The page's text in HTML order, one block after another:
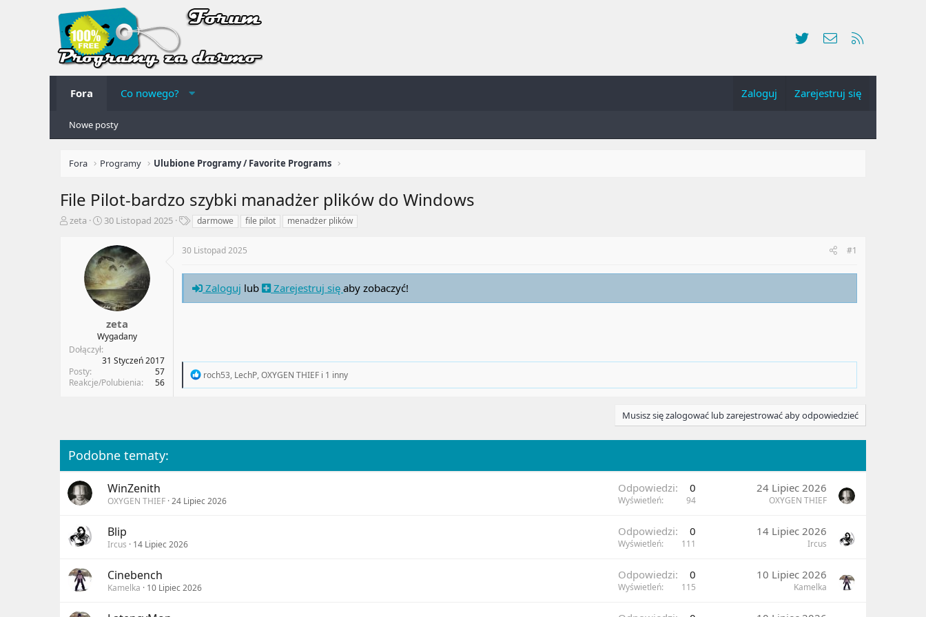
Twitter Kontakt
Fora Co nowego? Zaloguj Zarejestruj się
Nowe posty
Fora Programy Ulubione Programy / Favorite Programs
File Pilot-bardzo szybki manadżer plików do Windows
A
u
zeta
R
z
p
o
c
z
ę
y
30 Listopad 2025
T
g
darmowe file pilot menadżer plików
zeta
Wygadany
Dołączył
31 Styczeń 2017
Posty
57
Reakcje/Polubienia
56
30 Listopad 2025 #1
Zaloguj lub Zarejestruj się aby zobaczyć!
R
o
:
roch53, LechP,OXYGEN THIEF i 1 inny
Musisz się zalogować lub zarejestrować aby odpowiedzieć
Podobne tematy:
WinZenith
OXYGEN THIEF 24 Lipiec 2026
Odpowiedzi 0
Wyświetleń 94
24 Lipiec 2026
OXYGEN THIEF
Blip
Ircus 14 Lipiec 2026
Odpowiedzi 0
Wyświetleń 111
14 Lipiec 2026
Ircus
Cinebench
Kamelka 10 Lipiec 2026
Odpowiedzi 0
Wyświetleń 115
10 Lipiec 2026
Kamelka